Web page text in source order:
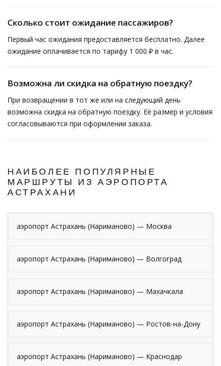
Сколько стоит ожидание пассажиров?
Первый час ожидания предоставляется бесплатно. Далее
ожидание оплачивается по тарифу 1 000 ₽ в час.
Возможна ли скидка на обратную поездку?
При возвращении в тот же или на следующий день
возможна скидка на обратную поездку. Её размер и условия
согласовываются при оформлении заказа.
НАИБОЛЕЕ ПОПУЛЯРНЫЕ
МАРШРУТЫ ИЗ АЭРОПОРТА
АСТРАХАНИ
аэропорт Астрахань (Нариманово) — Москва
аэропорт Астрахань (Нариманово) — Волгоград
аэропорт Астрахань (Нариманово) — Махачкала
аэропорт Астрахань (Нариманово) — Ростов-на-Дону
аэропорт Астрахань (Нариманово) — Краснодар